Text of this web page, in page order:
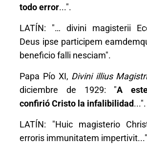
todo error...".
LATÍN: "… divini magisterii
Deus ipse participem
beneficio falli nesciam".
Papa Pío XI, Divini illius
diciembre de 1929: "A
confirió Cristo la infalibilidad...".
LATÍN: "Huic magisterio
erroris immunitatem